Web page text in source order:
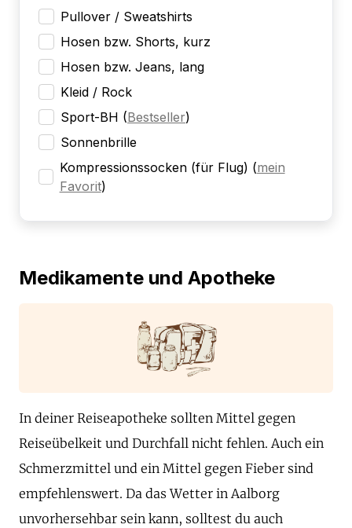
Pullover / Sweatshirts
Hosen bzw. Shorts, kurz
Hosen bzw. Jeans, lang
Kleid / Rock
Sport-BH (Bestseller)
Sonnenbrille
Kompressionssocken (für Flug) (mein
Favorit)
Medikamente und Apotheke
In deiner Reiseapotheke sollten Mittel gegen
Reiseübelkeit und Durchfall nicht fehlen. Auch ein
Schmerzmittel und ein Mittel gegen Fieber sind
empfehlenswert. Da das Wetter in Aalborg
unvorhersehbar sein kann, solltest du auch